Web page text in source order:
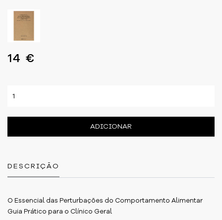
14 €
ADICIONAR
DESCRIÇÃO
O Essencial das Perturbações do Comportamento Alimentar
Guia Prático para o Clínico Geral